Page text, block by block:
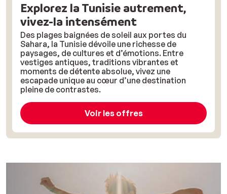
Explorez la Tunisie autrement,
vivez-la intensément
Des plages baignées de soleil aux portes du
Sahara, la Tunisie dévoile une richesse de
paysages, de cultures et d’émotions. Entre
vestiges antiques, traditions vibrantes et
moments de détente absolue, vivez une
escapade unique au cœur d’une destination
pleine de contrastes.
Voir les offres